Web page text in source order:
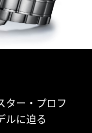
ター・プロフ
ルに迫る